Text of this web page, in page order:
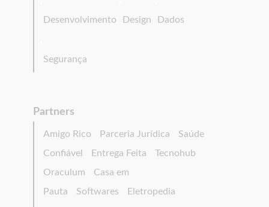
Desenvolvimento Design Dados
Segurança
Partners
Amigo Rico Parceria Jurídica
Saúde
Confiável
Entrega Feita
Tecnohub
Oraculum
Casa em
Pauta
Softwares Eletropedia